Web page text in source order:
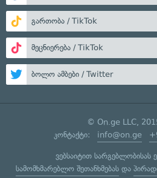
გართობა / TikTok
მეცნიერება / TikTok
ბოლო ამბები / Twitter
© On.ge LLC,
კონტაქტი: info@on.ge
ვებსაიტით სარგებლობისას
სამომხმარებლო შეთანხმებასდა